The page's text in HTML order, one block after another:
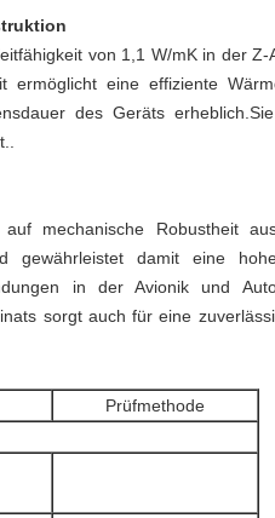
von 1,1 W/mK in der
eine effiziente
des Geräts
mechanische Robustheit
gewährleistet damit eine
in der Avionik und
sorgt auch für eine
Prüfmethode